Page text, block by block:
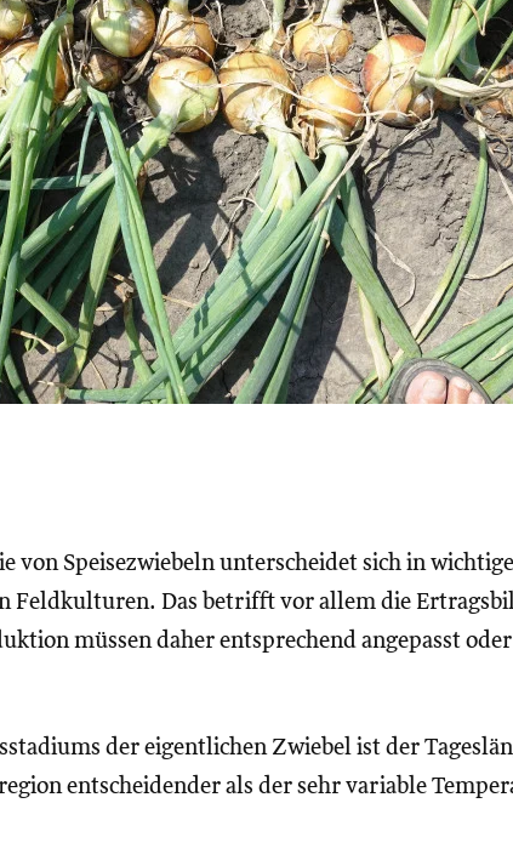
von Speisezwiebeln unterscheidet sich in
Feldkulturen. Das betrifft vor allem die
müssen daher entsprechend angepasst
der eigentlichen Zwiebel ist der
entscheidender als der sehr variable